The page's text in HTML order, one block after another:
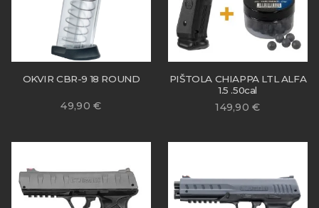
49,90€
OKVIR CBR-9 18 ROUND
149,90€
PIŠTOLA CHIAPPA LTL ALFA
1.5 .50cal